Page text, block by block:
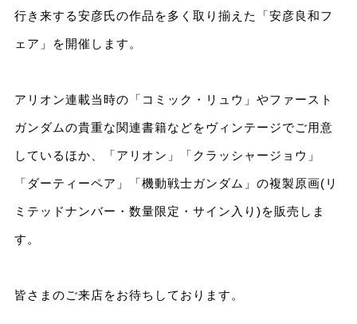
行き来する安彦氏の作品を多く取り揃えた「安彦良和フ
ェア」を開催します。
アリオン連載当時の「コミック・リュウ」やファースト
ガンダムの貴重な関連書籍などをヴィンテージでご用意
しているほか、「アリオン」「クラッシャージョウ」
「ダーティーペア」「機動戦士ガンダム」の複製原画(リ
ミテッドナンバー・数量限定・サイン入り)を販売しま
す。
皆さまのご来店をお待ちしております。